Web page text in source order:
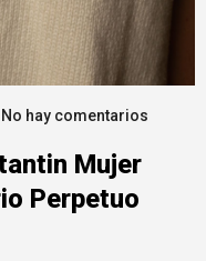
No hay comentarios
Mujer
Perpetuo